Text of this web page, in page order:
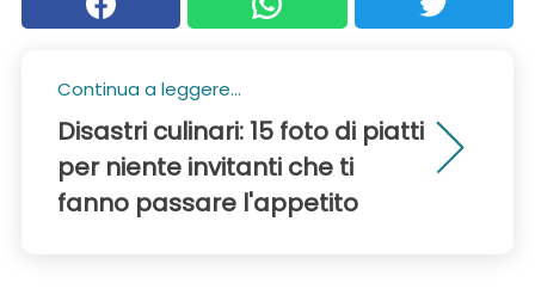
Continua a leggere...
Disastri culinari: 15 foto di piatti
per niente invitanti che ti
fanno passare l'appetito